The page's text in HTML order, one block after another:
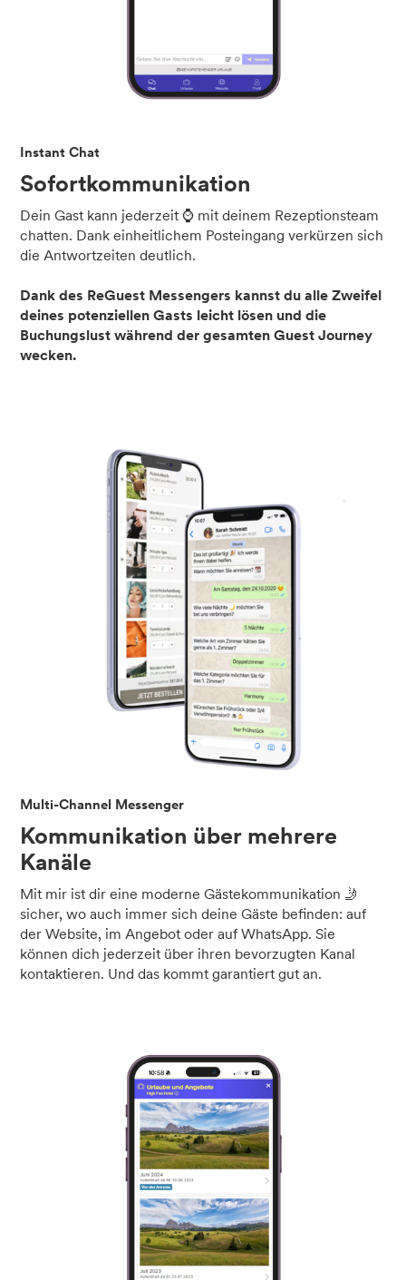
Instant Chat
Sofortkommunikation
Dein Gast kann jederzeit ⌚ mit deinem Rezeptionsteam
chatten. Dank einheitlichem Posteingang verkürzen sich
die Antwortzeiten deutlich.
Dank des ReGuest Messengers kannst du alle Zweifel
deines potenziellen Gasts leicht lösen und die
Buchungslust während der gesamten Guest Journey
wecken.
Multi-Channel Messenger
Kommunikation über mehrere
Kanäle
Mit mir ist dir eine moderne Gästekommunikation 🤳
sicher, wo auch immer sich deine Gäste befinden: auf
der Website, im Angebot oder auf WhatsApp. Sie
können dich jederzeit über ihren bevorzugten Kanal
kontaktieren. Und das kommt garantiert gut an.